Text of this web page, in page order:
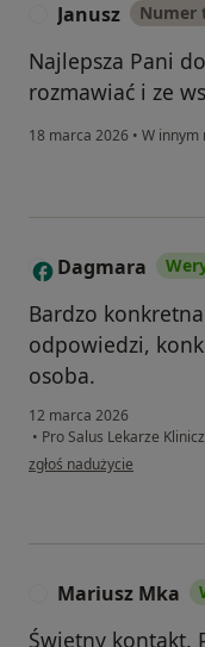
Janusz Numer
Najlepsza Pani
rozmawiać i ze
18 marca 2026 • W innym
D Dagmara
Bardzo
odpowiedzi,
osoba.
12 marca 2026
• Pro Salus Lekarze
w opinii użytkownika
zgłoś nadużycie
Mariusz Mka
Świetny kontakt.